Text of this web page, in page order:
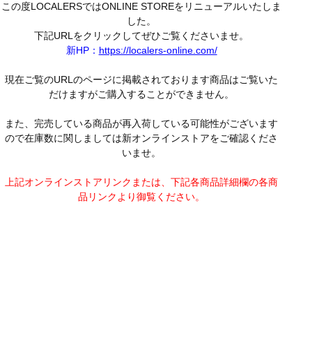
この度LOCALERSではONLINE STOREをリニューアルいたしま
した。
下記URLをクリックしてぜひご覧くださいませ。
新HP： https://localers-online.com/
現在ご覧のURLのページに掲載されております商品はご覧いた
だけますがご購入することができません。
また、完売している商品が再入荷している可能性がございます
ので在庫数に関しましては新オンラインストアをご確認くださ
いませ。
上記オンラインストアリンクまたは、下記各商品詳細欄の各商
品リンクより御覧ください。